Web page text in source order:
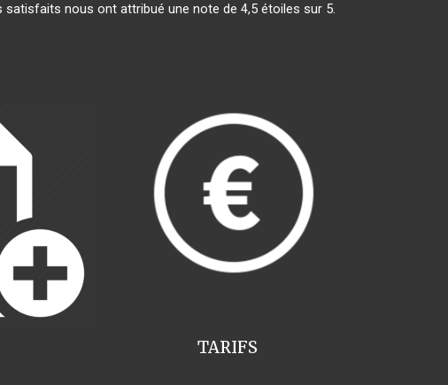
satisfaits nous ont attribué une note de 4,5 étoiles sur 5.
TARIFS